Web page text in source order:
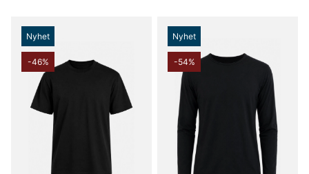
Nyhet
-46%
Nyhet
-54%